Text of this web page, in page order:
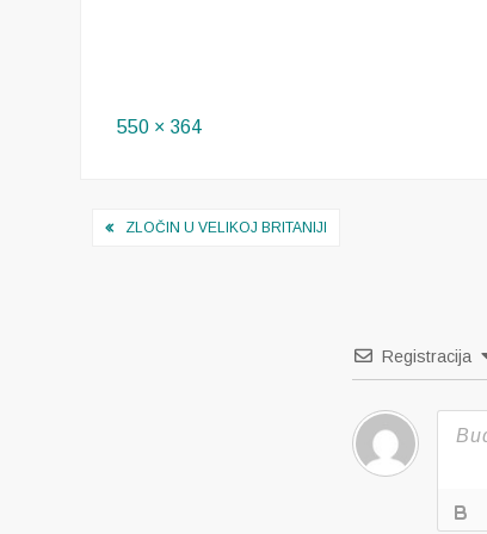
Full
550 × 364
Navigacija
ZLOČIN U VELIKOJ BRITANIJI
Registracija